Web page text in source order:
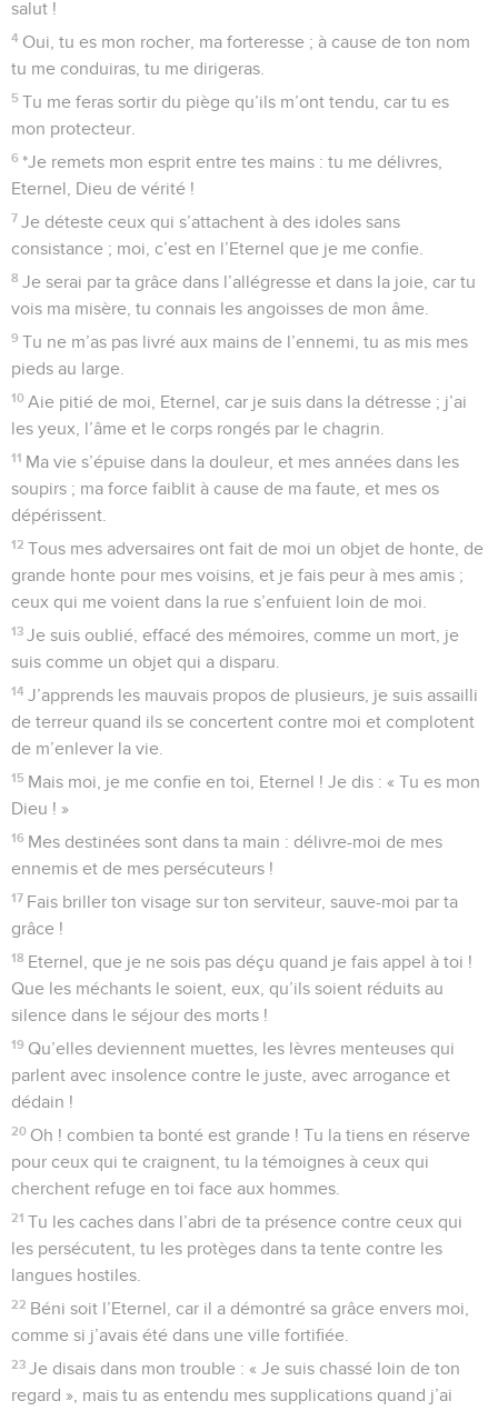
salut !
4 Oui, tu es mon rocher, ma forteresse ; à cause de ton nom
tu me conduiras, tu me dirigeras.
5 Tu me feras sortir du piège qu’ils m’ont tendu, car tu es
mon protecteur.
6 *Je remets mon esprit entre tes mains : tu me délivres,
Eternel, Dieu de vérité !
7 Je déteste ceux qui s’attachent à des idoles sans
consistance ; moi, c’est en l’Eternel que je me confie.
8 Je serai par ta grâce dans l’allégresse et dans la joie, car tu
vois ma misère, tu connais les angoisses de mon âme.
9 Tu ne m’as pas livré aux mains de l’ennemi, tu as mis mes
pieds au large.
10 Aie pitié de moi, Eternel, car je suis dans la détresse ; j’ai
les yeux, l’âme et le corps rongés par le chagrin.
11 Ma vie s’épuise dans la douleur, et mes années dans les
soupirs ; ma force faiblit à cause de ma faute, et mes os
dépérissent.
12 Tous mes adversaires ont fait de moi un objet de honte, de
grande honte pour mes voisins, et je fais peur à mes amis ;
ceux qui me voient dans la rue s’enfuient loin de moi.
13 Je suis oublié, effacé des mémoires, comme un mort, je
suis comme un objet qui a disparu.
14 J’apprends les mauvais propos de plusieurs, je suis assailli
de terreur quand ils se concertent contre moi et complotent
de m’enlever la vie.
15 Mais moi, je me confie en toi, Eternel ! Je dis : « Tu es mon
Dieu ! »
16 Mes destinées sont dans ta main : délivre-moi de mes
ennemis et de mes persécuteurs !
17 Fais briller ton visage sur ton serviteur, sauve-moi par ta
grâce !
18 Eternel, que je ne sois pas déçu quand je fais appel à toi !
Que les méchants le soient, eux, qu’ils soient réduits au
silence dans le séjour des morts !
19 Qu’elles deviennent muettes, les lèvres menteuses qui
parlent avec insolence contre le juste, avec arrogance et
dédain !
20 Oh ! combien ta bonté est grande ! Tu la tiens en réserve
pour ceux qui te craignent, tu la témoignes à ceux qui
cherchent refuge en toi face aux hommes.
21 Tu les caches dans l’abri de ta présence contre ceux qui
les persécutent, tu les protèges dans ta tente contre les
langues hostiles.
22 Béni soit l’Eternel, car il a démontré sa grâce envers moi,
comme si j’avais été dans une ville fortifiée.
23 Je disais dans mon trouble : « Je suis chassé loin de ton
regard », mais tu as entendu mes supplications quand j’ai